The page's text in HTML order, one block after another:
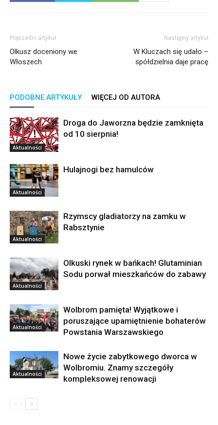
Poprzedni artykuł
Olkusz doceniony we
Włoszech
Następny artykuł
W Kluczach się udało –
spółdzielnia daje pracę
PODOBNE ARTYKUŁY WIĘCEJ OD AUTORA
Aktualności
Droga do Jaworzna będzie zamknięta
od 10 sierpnia!
Aktualności
Hulajnogi bez hamulców
Aktualności
Rzymscy gladiatorzy na zamku w
Rabsztynie
Aktualności
Olkuski rynek w bańkach! Glutaminian
Sodu porwał mieszkańców do zabawy
Aktualności
Wolbrom pamięta! Wyjątkowe i
poruszające upamiętnienie bohaterów
Powstania Warszawskiego
Aktualności
Nowe życie zabytkowego dworca w
Wolbromiu. Znamy szczegóły
kompleksowej renowacji